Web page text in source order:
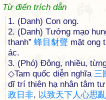
Từ điển trích dẫn
1. (Danh) Con ong.
2. (Danh) Tướng mạo
thanh” 蜂目豺聲 mặt ong
ác.
3. (Phó) Đông, nhiều,
◇Tam quốc diễn nghĩa 三
dĩ trí thiên hạ nhân tâm
政 日 非, 以致天下人心思亂